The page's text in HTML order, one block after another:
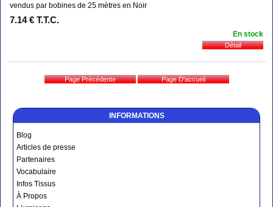
INFORMATIONS
Blog
Articles de presse
Partenaires
Vocabulaire
Infos Tissus
À Propos
vendus par bobines de 25 mètres en Noir
7.14 € T.T.C.
En stock